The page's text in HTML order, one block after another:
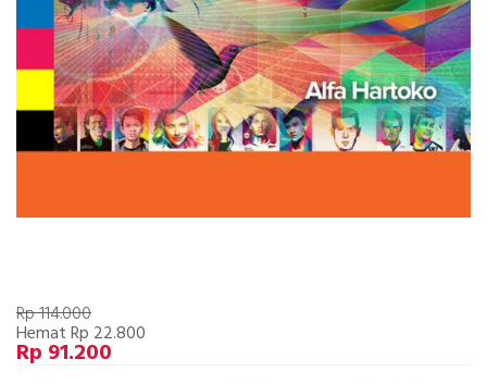
Rp 114.000
Hemat Rp 22.800
Rp 91.200